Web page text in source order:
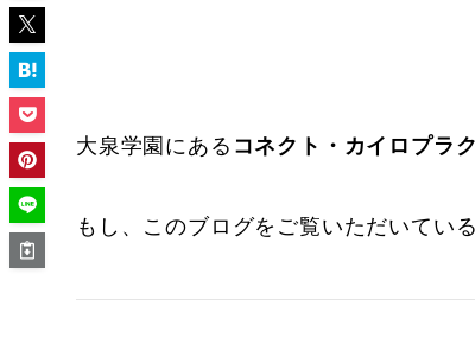
大泉学園にある コネクト・カイロプラ
もし、このブログをご覧いただいてい